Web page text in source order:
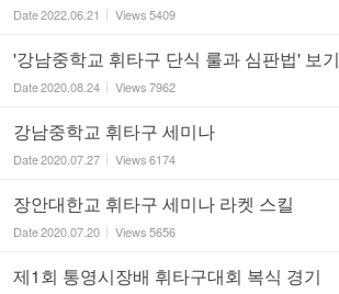
Date2022.06.21 Views5409
'강남중학교 휘타구 단식 룰과 심판법' 보기
Date2020.08.24 Views7962
강남중학교 휘타구 세미나
Date2020.07.27 Views6174
장안대한교 휘타구 세미나 라켓 스킬
Date2020.07.20 Views5656
제1회 통영시장배 휘타구대회 복식 경기